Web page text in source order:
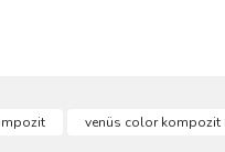
Bu ürüne ilk
venüs color kompozit